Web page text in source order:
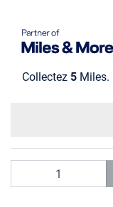
Collectez 5 Miles.